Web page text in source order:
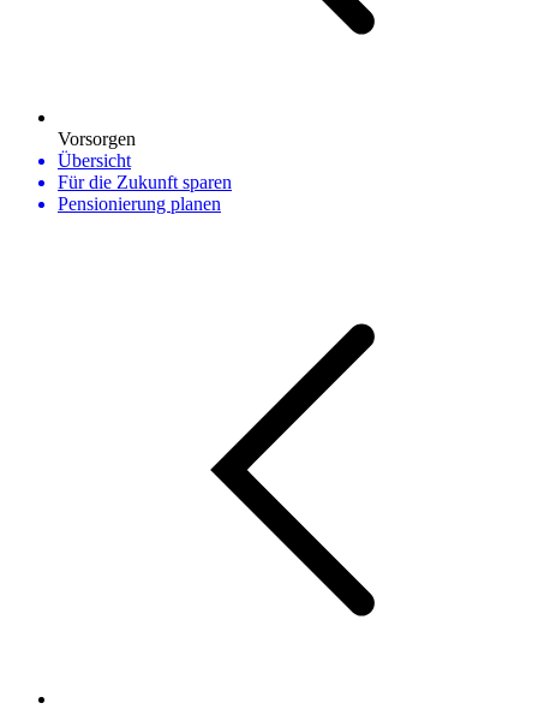
Vorsorgen
Übersicht
Für die Zukunft sparen
Pensionierung planen